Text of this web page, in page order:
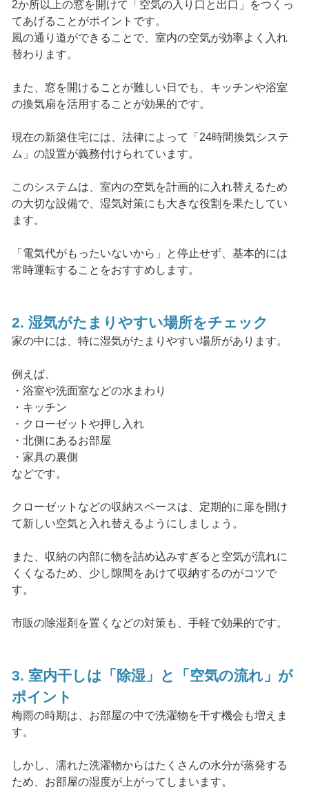
2か所以上の窓を開けて「空気の入り口と出口」をつくっ
てあげることがポイントです。
風の通り道ができることで、室内の空気が効率よく入れ
替わります。
また、窓を開けることが難しい日でも、キッチンや浴室
の換気扇を活用することが効果的です。
現在の新築住宅には、法律によって「24時間換気システ
ム」の設置が義務付けられています。
このシステムは、室内の空気を計画的に入れ替えるため
の大切な設備で、湿気対策にも大きな役割を果たしてい
ます。
「電気代がもったいないから」と停止せず、基本的には
常時運転することをおすすめします。
2. 湿気がたまりやすい場所をチェック
家の中には、特に湿気がたまりやすい場所があります。
例えば、
・浴室や洗面室などの水まわり
・キッチン
・クローゼットや押し入れ
・北側にあるお部屋
・家具の裏側
などです。
クローゼットなどの収納スペースは、定期的に扉を開け
て新しい空気と入れ替えるようにしましょう。
また、収納の内部に物を詰め込みすぎると空気が流れに
くくなるため、少し隙間をあけて収納するのがコツで
す。
市販の除湿剤を置くなどの対策も、手軽で効果的です。
3. 室内干しは「除湿」と「空気の流れ」が
ポイント
梅雨の時期は、お部屋の中で洗濯物を干す機会も増えま
す。
しかし、濡れた洗濯物からはたくさんの水分が蒸発する
ため、お部屋の湿度が上がってしまいます。